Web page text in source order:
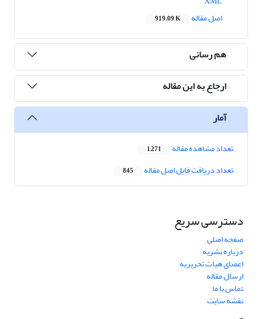
اصل مقاله
919.09 K
هم رسانی
ارجاع به این مقاله
آمار
تعداد مشاهده مقاله 1,271
تعداد دریافت فایل اصل مقاله 845
دسترسی سریع
صفحه اصلی
درباره نشریه
اعضای هیات تحریریه
ارسال مقاله
تماس با ما
نقشه سایت